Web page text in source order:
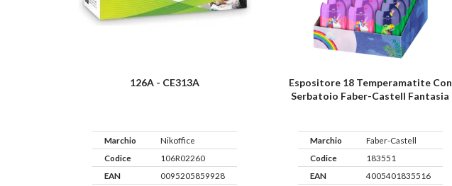
126A - CE313A
Marchio
Nikoffice
Codice
106R02260
EAN
0095205859928
Espositore 18 Temperamatite Con
Serbatoio Faber-Castell Fantasia
Marchio
Faber-Castell
Codice
183551
EAN
4005401835516